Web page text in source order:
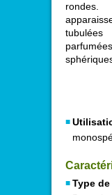
Type